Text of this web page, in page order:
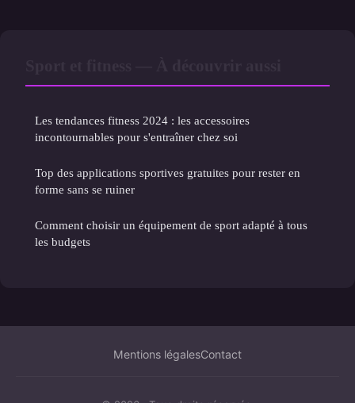
Les tendances fitness 2024 : les accessoires
incontournables pour s'entraîner chez soi
Top des applications sportives gratuites pour rester en
forme sans se ruiner
Comment choisir un équipement de sport adapté à tous
les budgets
Mentions légalesContact